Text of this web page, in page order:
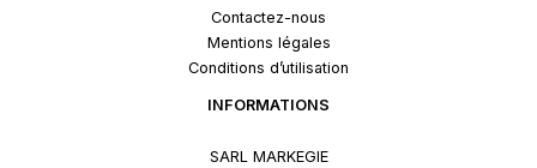
Contactez-nous
Mentions légales
Conditions d’utilisation
INFORMATIONS
SARL MARKEGIE